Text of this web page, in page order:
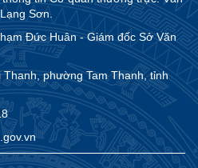
Sơn.
Đức Huân - Giám đốc Sở Văn
phường Tam Thanh, tỉnh